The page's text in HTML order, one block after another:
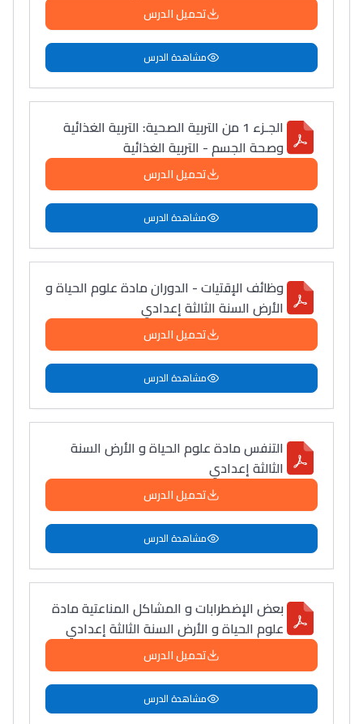
تحميل الدرس
مشاهدة الدرس
الجـزء 1 من التربية الصحية: التربية الغذائية
وصحة الجسم - التربية الغذائية
تحميل الدرس
مشاهدة الدرس
وظائف الإقتيات - الدوران مادة علوم الحياة و
الأرض السنة الثالثة إعدادي
تحميل الدرس
مشاهدة الدرس
التنفس مادة علوم الحياة و الأرض السنة
الثالثة إعدادي
تحميل الدرس
مشاهدة الدرس
بعض الإضطرابات و المشاكل المناعتية مادة
علوم الحياة و الأرض السنة الثالثة إعدادي
تحميل الدرس
مشاهدة الدرس